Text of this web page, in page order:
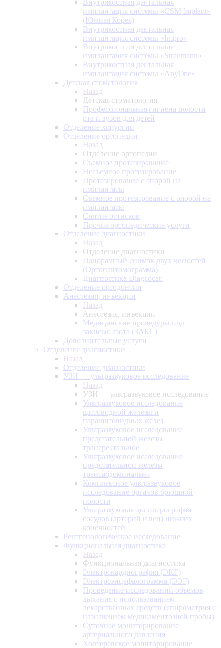
Внутрикостная дентальная
имплантация системы «CSM Implant»
(Южная Корея)
Внутрикостная дентальная
имплантация системы «Impro»
Внутрикостная дентальная
имплантация системы «Straumann»
Внутрикостная дентальная
имплантация системы «AnyOne»
Детская стоматология
Назад
Детская стоматология
Профессиональная гигиена полости
рта и зубов для детей
Отделение хирургии
Отделение ортопедии
Назад
Отделение ортопедии
Съемное протезирование
Несъемное протезирование
Протезирование с опорой на
имплантаты
Съемное протезирование с опорой на
имплантаты
Снятие оттисков
Прочие ортопедические услуги
Отделение диагностики
Назад
Отделение диагностики
Панорамный снимок двух челюстей
(Ортопантомограмма)
Диагностика Diagnocat
Отделение ортодонтии
Анестезия, инъекции
Назад
Анестезия, инъекции
Медицинские процедуры под
закисью азота (ЗАКС)
Дополнительные услуги
Отделение диагностики
Назад
Отделение диагностики
УЗИ — ультразвуковое исследование
Назад
УЗИ — ультразвуковое исследование
Ультразвуковое исследование
щитовидной железы и
паращитовидных желез
Ультразвуковое исследование
предстательной железы
трансректальное
Ультразвуковое исследование
предстательной железы
трансабдоминально
Комплексное ультразвуковое
исследование органов брюшной
полости
Ультразвуковая допплерография
сосудов (артерий и вен) нижних
конечностей
Рентгенологическое исследование
Функциональная диагностика
Назад
Функциональная диагностика
Электрокардиография (ЭКГ)
Электроэнцефалограмма (ЭЭГ)
Проведение исследований объемов
дыхания с использованием
лекарственных средств (спирометрия с
назначением медикаментозной пробы)
Суточное мониторирование
артериального давления
Холтеровское мониторирование